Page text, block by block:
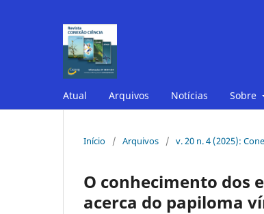
Atual Arquivos Notícias Sobre
Início / Arquivos / v. 20 n. 4 (2025):
O conhecimento dos
acerca do papiloma